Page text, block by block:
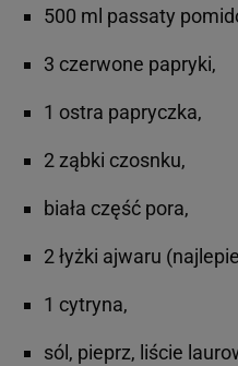
500 ml passaty
3 czerwone papryki,
1 ostra papryczka,
2 ząbki czosnku,
biała część pora,
2 łyżki ajwaru
1 cytryna,
sól, pieprz, liście